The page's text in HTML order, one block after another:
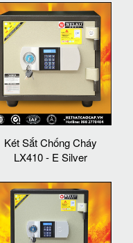
Két Sắt Chống Cháy
LX410 - E Silver